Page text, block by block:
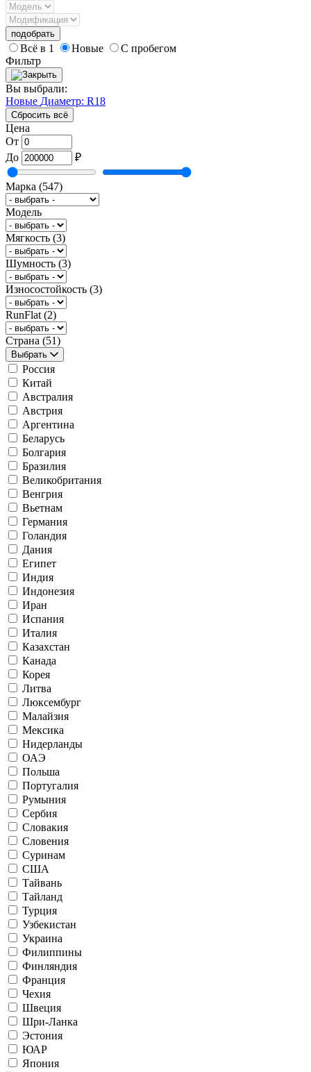
подобрать
Всё в 1 Новые
С пробегом
Фильтр
Вы выбрали:
Новые Диаметр: R18
Сбросить всё
Цена
От
До
₽
Марка (547)
Модель
Мягкость (3)
Шумность (3)
Износостойкость (3)
RunFlat (2)
Страна (51)
Выбрать
Россия
Китай
Австралия
Австрия
Аргентина
Беларусь
Болгария
Бразилия
Великобритания
Венгрия
Вьетнам
Германия
Голандия
Дания
Египет
Индия
Индонезия
Иран
Испания
Италия
Казахстан
Канада
Корея
Литва
Люксембург
Малайзия
Мексика
Нидерланды
ОАЭ
Польша
Португалия
Румыния
Сербия
Словакия
Словения
Суринам
США
Тайвань
Тайланд
Турция
Узбекистан
Украина
Филиппины
Финляндия
Франция
Чехия
Швеция
Шри-Ланка
Эстония
ЮАР
Япония